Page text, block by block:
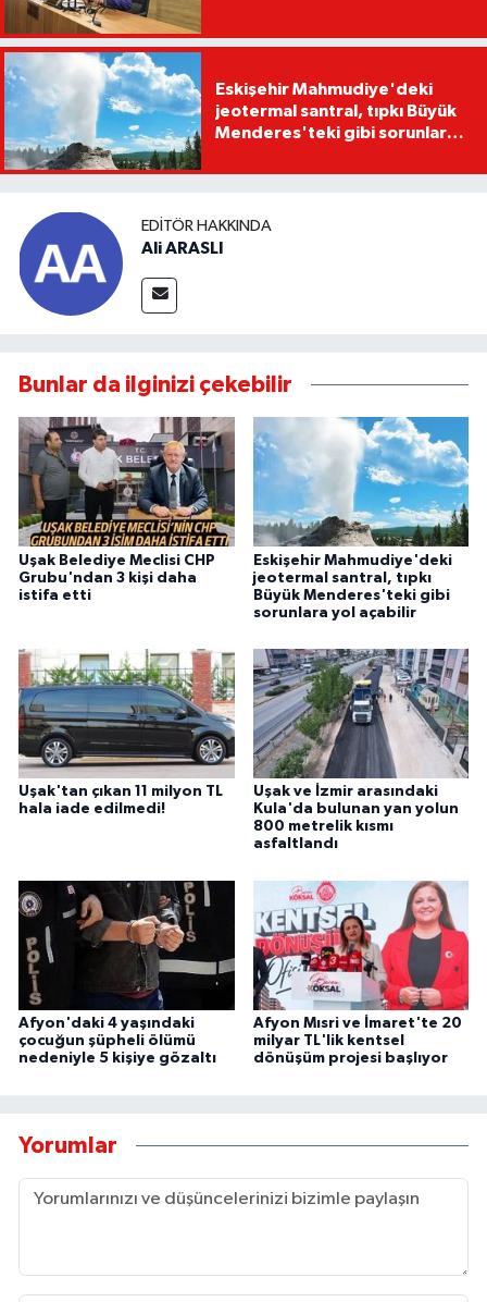
Eskişehir Mahmudiye'deki
jeotermal santral, tıpkı Büyük
Menderes'teki gibi sorunlara
EDITÖR HAKKINDA
Ali ARASLI
Bunlar da ilginizi çekebilir
Uşak Belediye Meclisi CHP
Grubu'ndan 3 kişi daha
istifa etti
Eskişehir Mahmudiye'deki
jeotermal santral, tıpkı
Büyük Menderes'teki gibi
sorunlara yol açabilir
Uşak'tan çıkan 11 milyon TL
hala iade edilmedi!
Uşak ve İzmir arasındaki
Kula'da bulunan yan yolun
800 metrelik kısmı
asfaltlandı
Afyon'daki 4 yaşındaki
çocuğun şüpheli ölümü
nedeniyle 5 kişiye gözaltı
Afyon Mısri ve İmaret'te 20
milyar TL'lik kentsel
dönüşüm projesi başlıyor
Yorumlar